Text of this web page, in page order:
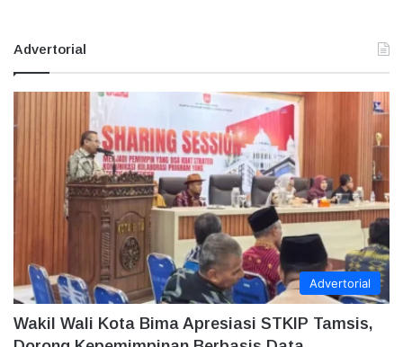
Advertorial
Advertorial
Wakil Wali Kota Bima Apresiasi STKIP Tamsis,